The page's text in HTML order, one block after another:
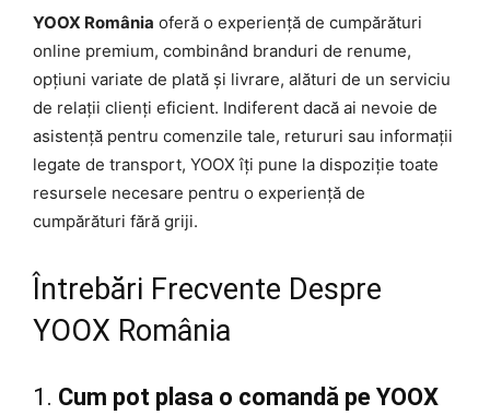
YOOX România oferă o experiență de cumpărături
online premium, combinând branduri de renume,
opțiuni variate de plată și livrare, alături de un serviciu
de relații clienți eficient. Indiferent dacă ai nevoie de
asistență pentru comenzile tale, retururi sau informații
legate de transport, YOOX îți pune la dispoziție toate
resursele necesare pentru o experiență de
cumpărături fără griji.
Întrebări Frecvente Despre
YOOX România
1. Cum pot plasa o comandă pe YOOX